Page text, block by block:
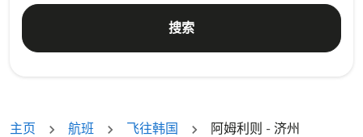
搜索
主页 航班 飞往韩国 阿姆利则 - 济州